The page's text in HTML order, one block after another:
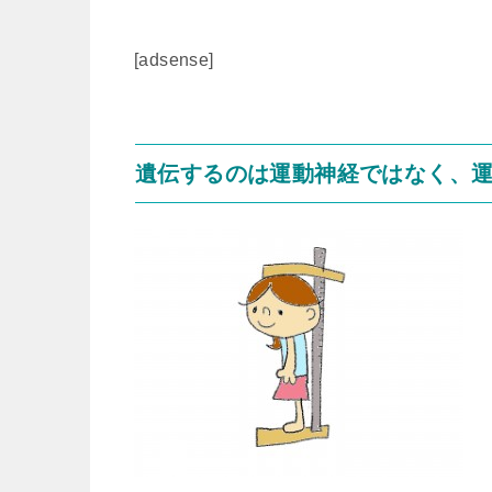
[adsense]
遺伝するのは運動神経ではなく、